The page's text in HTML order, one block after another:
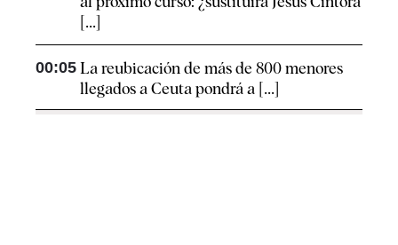
[...]
00:05 La reubicación de más de 800 menores
llegados a Ceuta pondrá a [...]